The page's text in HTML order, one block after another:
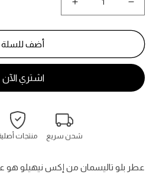
كمية
بلو
Blue
زيادة
كمية
بلو
تاليسمان
Blue
Talisman
أضف للسلة
شحن سريع منتجات
عطر بلو تاليسمان من إكس نيهيلو هو